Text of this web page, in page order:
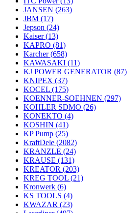
JANSEN (263)
JBM (17)
Jepson (24)
Kaiser(13)
KAPRO (81)
Karcher(658)
KAWASAKI (11)
KJ POWER GENERATOR (87)
KNIPEX (37)
KOCEL (175)
KOENNER-SOEHNEN (297)
KOHLER SDMO (26)
KONEKTO (4)
KOSHIN (41)
KP Pump (25)
KraftDele (2082)
KRANZLE (24)
KRAUSE (131)
KREATOR (203)
KREG TOOL (21)
Kronwerk (6)
KS TOOLS (4)
KWAZAR (23)